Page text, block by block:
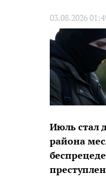
03.08.2026
Июль стал
района